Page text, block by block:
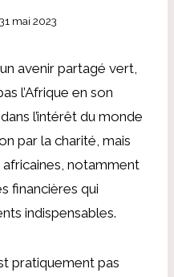
31 mai 2023
avenir partagé vert,
l’Afrique en son
l’intérêt du monde
par la charité, mais
notamment
financières qui
indispensables.
pratiquement pas